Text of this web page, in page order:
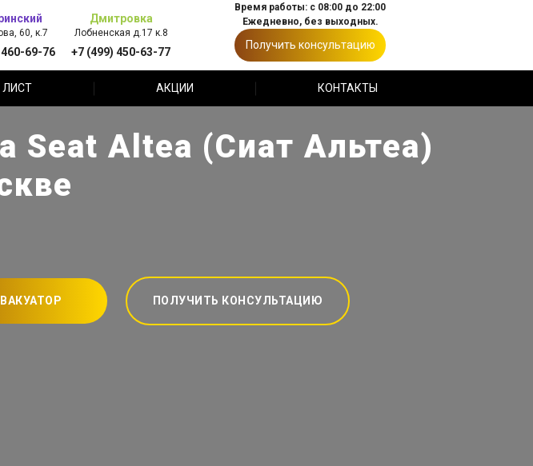
60, к.7
69-76
Дмитровка
Лобненская д.17 к.8
+7 (499) 450-63-77
Время работы: с 08:00 до 22:00
Ежедневно, без выходных.
Получить консультацию
ЛИСТ АКЦИИ КОНТАКТЫ
Seat Altea (Сиат Альтеа)
ПОЛУЧИТЬ КОНСУЛЬТАЦИЮ